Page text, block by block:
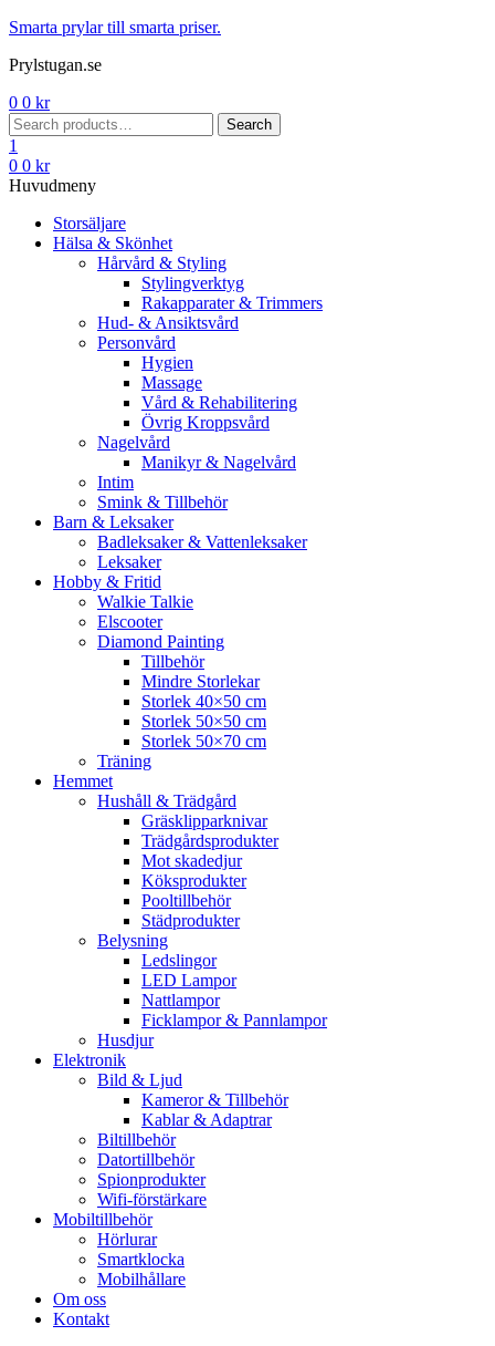
Menu
Smarta prylar till smarta priser.
Prylstugan.se
0 0 kr
Search
for:
Search
1
0 0 kr
Huvudmeny
Storsäljare
Hälsa & Skönhet
Hårvård & Styling
Stylingverktyg
Rakapparater & Trimmers
Hud- & Ansiktsvård
Personvård
Hygien
Massage
Vård & Rehabilitering
Övrig Kroppsvård
Nagelvård
Manikyr & Nagelvård
Intim
Smink & Tillbehör
Barn & Leksaker
Badleksaker & Vattenleksaker
Leksaker
Hobby & Fritid
Walkie Talkie
Elscooter
Diamond Painting
Tillbehör
Mindre Storlekar
Storlek 40×50 cm
Storlek 50×50 cm
Storlek 50×70 cm
Träning
Hemmet
Hushåll & Trädgård
Gräsklipparknivar
Trädgårdsprodukter
Mot skadedjur
Köksprodukter
Pooltillbehör
Städprodukter
Belysning
Ledslingor
LED Lampor
Nattlampor
Ficklampor & Pannlampor
Husdjur
Elektronik
Bild & Ljud
Kameror & Tillbehör
Kablar & Adaptrar
Biltillbehör
Datortillbehör
Spionprodukter
Wifi-förstärkare
Mobiltillbehör
Hörlurar
Smartklocka
Mobilhållare
Om oss
Kontakt